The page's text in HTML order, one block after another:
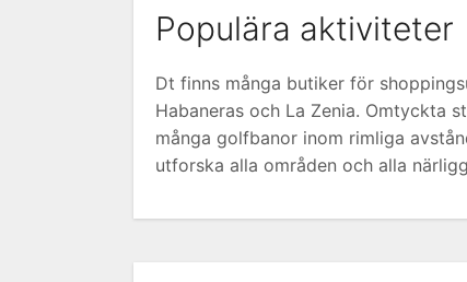
Populära aktiviteter
Dt finns många butiker för
Habaneras och La Zenia. Omtyckta
många golfbanor inom rimliga
utforska alla områden och alla